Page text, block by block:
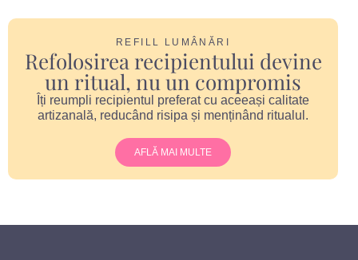
REFILL LUMÂNĂRI
Refolosirea recipientului devine
un ritual, nu un compromis
Îți reumpli recipientul preferat cu aceeași calitate
artizanală, reducând risipa și menținând ritualul.
AFLĂ MAI MULTE